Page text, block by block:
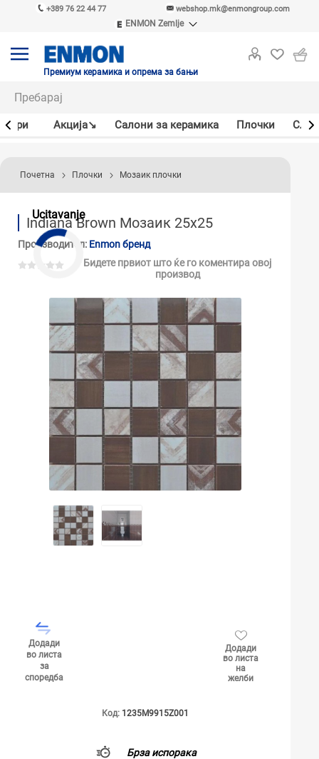
+389 76 22 44 77 webshop.mk@enmongroup.com
ENMON Zemlje
ENMON MKD
Премиум керамика и опрема за бањи
Акцијa↘ Салони за керамика Плочки
Ucitavanje
Почетна Плочки Мозаик плочки
Indiana Brown Мозаик 25x25
Производител: Enmon бренд
Бидете првиот што ќе го коментира овој
производ
Додади
во листа
за
споредба
Додади
во листа
на
желби
Код: 1235M9915Z001
Брза испорака